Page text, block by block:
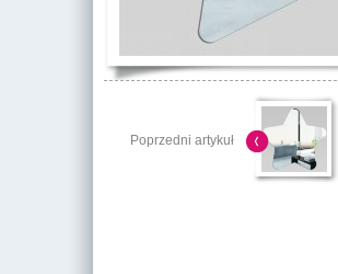
Poprzedni artykuł